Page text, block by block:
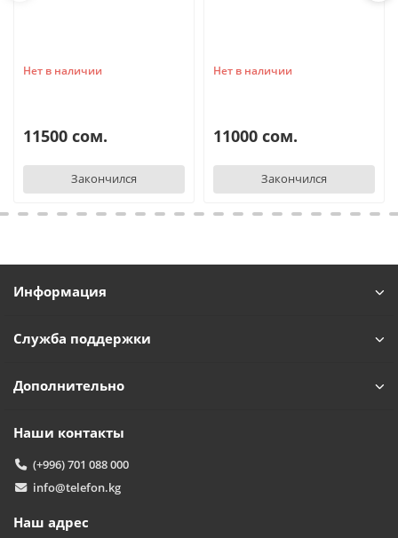
Нет в наличии
11500 сом.
Закончился
Нет в наличии
11000 сом.
Закончился
Информация
Служба поддержки
Дополнительно
Наши контакты
(+996) 701 088 000
info@telefon.kg
Наш адрес